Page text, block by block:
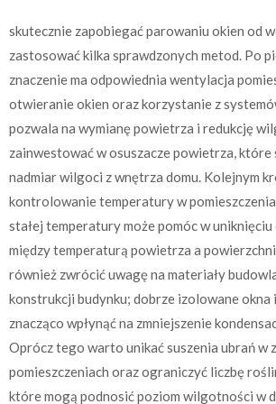
skutecznie zapobiegać parowaniu okien od
zastosować kilka sprawdzonych metod. Po
znaczenie ma odpowiednia wentylacja
otwieranie okien oraz korzystanie z
pozwala na wymianę powietrza i redukcję
zainwestować w osuszacze powietrza, które
nadmiar wilgoci z wnętrza domu. Kolejnym
kontrolowanie temperatury w
stałej temperatury może pomóc w
między temperaturą powietrza a
również zwrócić uwagę na materiały
konstrukcji budynku; dobrze izolowane okna
znacząco wpłynąć na zmniejszenie
Oprócz tego warto unikać suszenia ubrań w
pomieszczeniach oraz ograniczyć liczbę
które mogą podnosić poziom wilgotności w